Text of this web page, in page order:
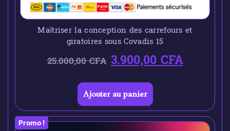
Maîtriser la conception des carrefours et
giratoires sous Covadis 15
25.000,00CFA 3.900,00CFA
Ajouter au panier
Promo !